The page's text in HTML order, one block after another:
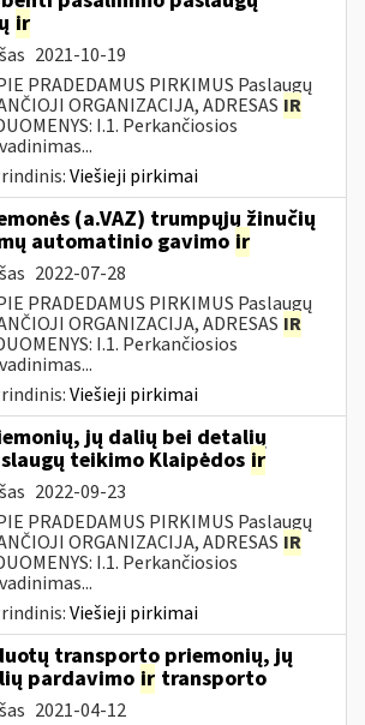
ir
2021-10-19
PRADEDAMUS PIRKIMUS Paslaugų
ORGANIZACIJA, ADRESAS IR
I.1. Perkančiosios
Viešieji pirkimai
(a.VAZ) trumpųjų žinučių
automatinio gavimo ir
2022-07-28
PRADEDAMUS PIRKIMUS Paslaugų
ORGANIZACIJA, ADRESAS IR
I.1. Perkančiosios
Viešieji pirkimai
jų dalių bei detalių
teikimo Klaipėdos ir
2022-09-23
PRADEDAMUS PIRKIMUS Paslaugų
ORGANIZACIJA, ADRESAS IR
I.1. Perkančiosios
Viešieji pirkimai
transporto priemonių, jų
pardavimo ir transporto
2021-04-12